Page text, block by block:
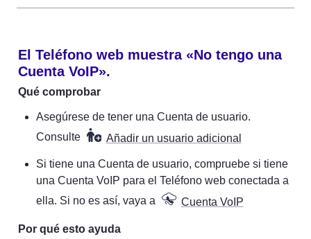
El Teléfono web muestra «No tengo una
Cuenta VoIP».
Qué comprobar
Asegúrese de tener una Cuenta de usuario.
Consulte
Añadir un usuario adicional
Si tiene una Cuenta de usuario, compruebe si tiene
una Cuenta VoIP para el Teléfono web conectada a
ella. Si no es así, vaya a
Cuenta VoIP
Por qué esto ayuda